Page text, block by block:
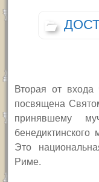
Вторая от
посвящена
принявшему
бенедиктинского
Это
Риме.